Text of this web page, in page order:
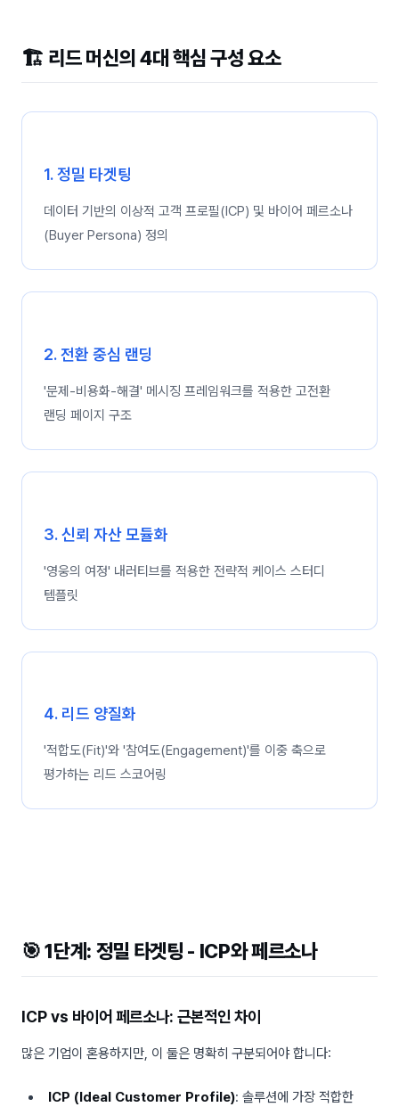
🏗️ 리드 머신의 4대 핵심 구성 요소
1. 정밀 타겟팅
데이터 기반의 이상적 고객 프로필(ICP) 및 바이어 페르소나
(Buyer Persona) 정의
2. 전환 중심 랜딩
'문제-비용화-해결' 메시징 프레임워크를 적용한 고전환
랜딩 페이지 구조
3. 신뢰 자산 모듈화
'영웅의 여정' 내러티브를 적용한 전략적 케이스 스터디
템플릿
4. 리드 양질화
'적합도(Fit)'와 '참여도(Engagement)'를 이중 축으로
평가하는 리드 스코어링
🎯 1단계: 정밀 타겟팅 - ICP와 페르소나
ICP vs 바이어 페르소나: 근본적인 차이
많은 기업이 혼용하지만, 이 둘은 명확히 구분되어야 합니다:
ICP (Ideal Customer Profile): 솔루션에 가장 적합한